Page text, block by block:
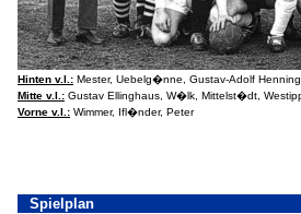
Hinten v.l.: Mester, Uebelg�nne, Gustav-Adolf
Mitte v.l.: Gustav Ellinghaus, W�lk, Mittelst�dt,
Vorne v.l.: Wimmer, Ifl�nder, Peter
Spielplan